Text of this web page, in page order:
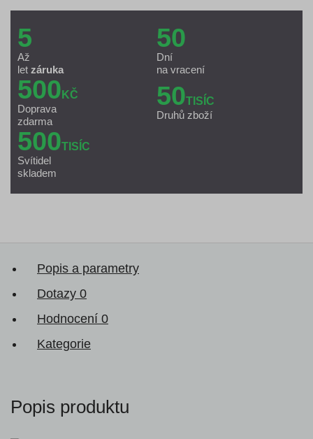
5
Až
let záruka
50
Dní
na vracení
500 KČ
Doprava
zdarma
50TISÍC
Druhů zboží
500TISÍC
Svítidel
skladem
Popis a parametry
Dotazy 0
Hodnocení 0
Kategorie
Popis produktu